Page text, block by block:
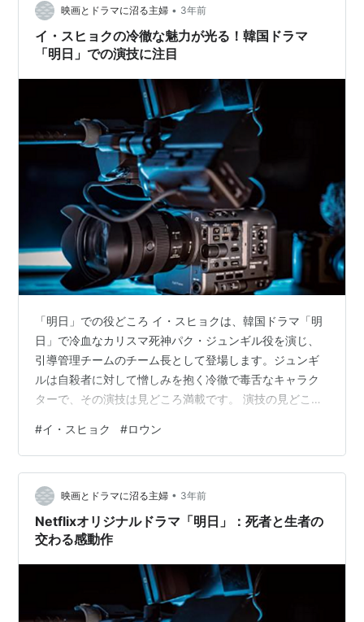
アEBCが報じています。 さらに会場のエアコンが故障
し、イ・スヒョクは暑さに耐えながらサイン会を…
映画とドラマに沼る主婦 • 3年前
イ・スヒョクの冷徹な魅力が光る！韓国ドラマ
「明日」での演技に注目
「明日」での役どころ イ・スヒョクは、韓国ドラマ「明
日」で冷血なカリスマ死神パク・ジュンギル役を演じ、
引導管理チームのチーム長として登場します。ジュンギ
ルは自殺者に対して憎しみを抱く冷徹で毒舌なキャラク
ターで、その演技は見どころ満載です。 演技の見どころ
に表現し、原作ウェブ漫画から飛び出してきたかのよう
なシンクロ率を誇っています。彼の演技はキャラクター
の奥深さを引き立て、ファンから絶賛されています。特
にジュンギルの過去や秘密、そして死に対する価値観
は、物語に深みを与えています。 撮影エピソード イ・ス
ヒョクは、制作発表会での発言やインスタグラ…
#イ・スヒョク #ロウン
映画とドラマに沼る主婦 • 3年前
Netflixオリジナルドラマ「明日」：死者と生者の
交わる感動作